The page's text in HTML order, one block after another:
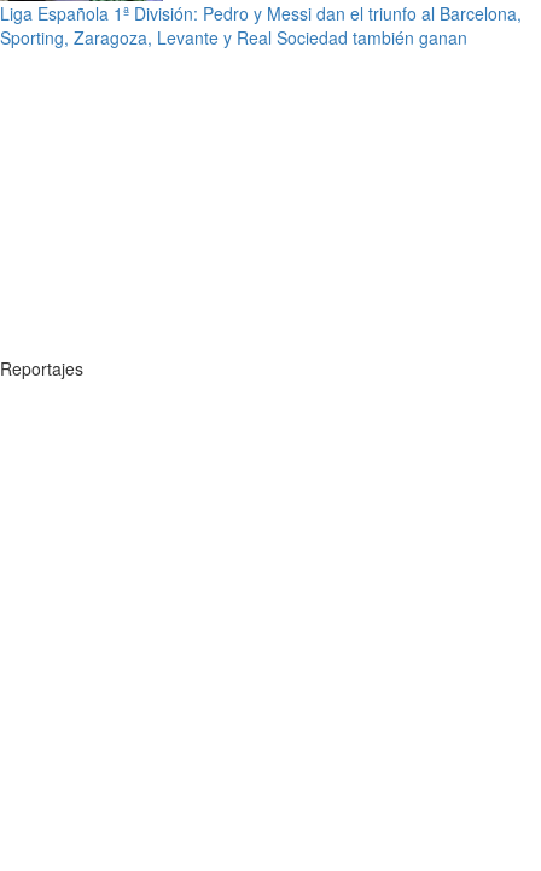
Liga Española 1ª División: Pedro y Messi dan el triunfo al Barcelona,
Sporting, Zaragoza, Levante y Real Sociedad también ganan
Reportajes